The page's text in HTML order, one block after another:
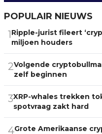
POPULAIR NIEUWS
1Ripple-jurist fileert
miljoen houders
2Volgende
zelf beginnen
3XRP-whales trekken
spotvraag zakt hard
4Grote Amerikaanse